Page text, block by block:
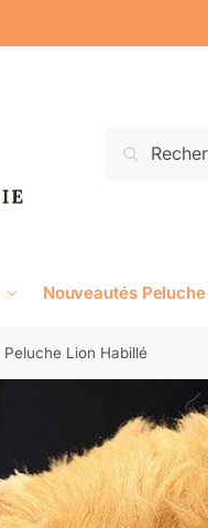
Recherche
Nouveautés Peluche
Peluche Lion Habillé